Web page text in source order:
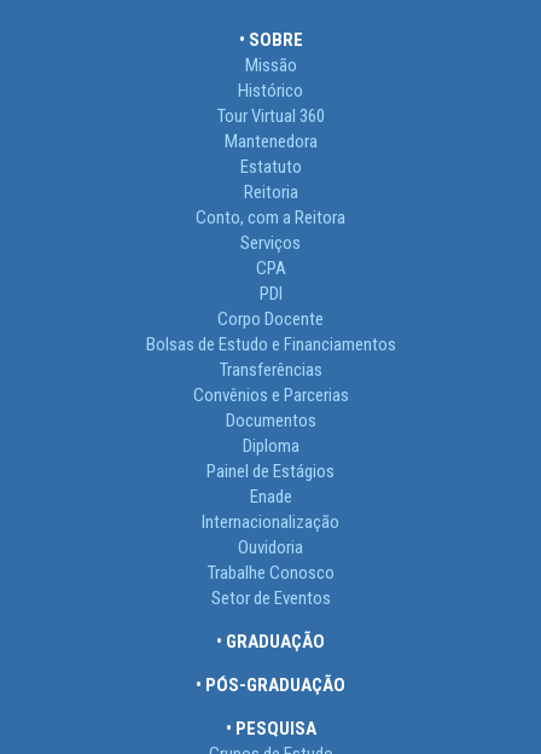
• SOBRE
Missão
Histórico
Tour Virtual 360
Mantenedora
Estatuto
Reitoria
Conto, com a Reitora
Serviços
CPA
PDI
Corpo Docente
Bolsas de Estudo e Financiamentos
Transferências
Convênios e Parcerias
Documentos
Diploma
Painel de Estágios
Enade
Internacionalização
Ouvidoria
Trabalhe Conosco
Setor de Eventos
• GRADUAÇÃO
• PÓS-GRADUAÇÃO
• PESQUISA